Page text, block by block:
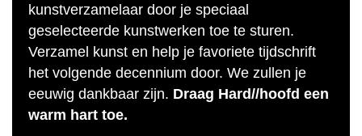
kunstverzamelaar door je speciaal
geselecteerde kunstwerken toe te sturen.
Verzamel kunst en help je favoriete tijdschrift
het volgende decennium door. We zullen je
eeuwig dankbaar zijn. Draag Hard//hoofd een
warm hart toe.